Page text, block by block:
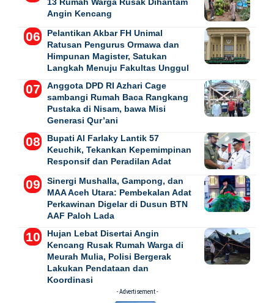
Angin Kencang
Pelantikan Akbar FH Unimal
Ratusan Pengurus Ormawa dan
Himpunan Magister, Satukan
Langkah Menuju Fakultas Unggul
Anggota DPD RI Azhari Cage
sambangi Rumah Baca Rangkang
Pustaka di Nisam, bawa Misi
Generasi Qur’ani
Bupati Al Farlaky Lantik 57
Keuchik, Tekankan Kepemimpinan
Responsif dan Peradilan Adat
Sinergi Mushalla, Gampong, dan
MAA Aceh Utara: Pembekalan Adat
Perkawinan Digelar di Dusun BTN
AAF Paloh Lada
Hujan Lebat Disertai Angin
Kencang Rusak Rumah Warga di
Meurah Mulia, Polisi Bergerak
Lakukan Pendataan dan
Koordinasi
- Advertisement -